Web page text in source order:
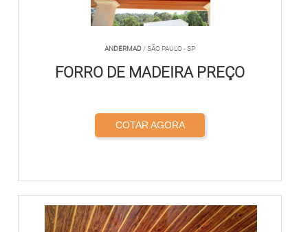
ANDERMAD / SÃO PAULO - SP
FORRO DE MADEIRA PREÇO
COTAR AGORA